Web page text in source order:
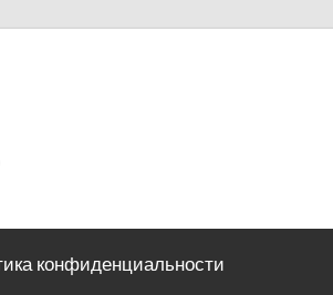
конфиденциальности